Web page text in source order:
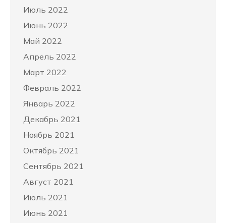
Июль 2022
Июнь 2022
Май 2022
Апрель 2022
Март 2022
Февраль 2022
Январь 2022
Декабрь 2021
Ноябрь 2021
Октябрь 2021
Сентябрь 2021
Август 2021
Июль 2021
Июнь 2021